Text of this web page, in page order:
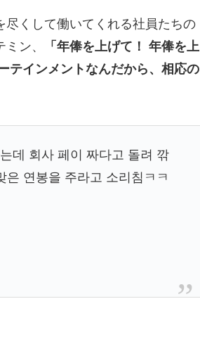
尽くして働いてくれる社員たちの
ン、
「年俸を上げて！ 年俸を上
テインメントなんだから、相応の
데 회사 페이 짜다고 돌려 깎
연봉을 주라고 소리침ㅋㅋ